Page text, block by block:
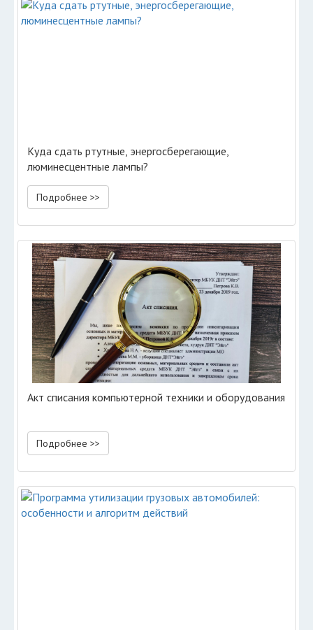
Куда сдать ртутные, энергосберегающие,
люминесцентные лампы?
Подробнее >>
Акт списания компьютерной техники и оборудования
Подробнее >>